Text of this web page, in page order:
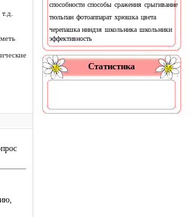
способности способы сражения срыгивание
тюльпан фотоаппарат хрюшка цвета
черепашка ниндзя школьника школьники
эффективность
Статистика